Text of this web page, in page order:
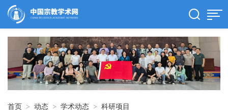
首页 > 动态 > 学术动态 > 科研项目